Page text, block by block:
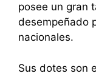
posee un gran
desempeñado
nacionales.
Sus dotes son